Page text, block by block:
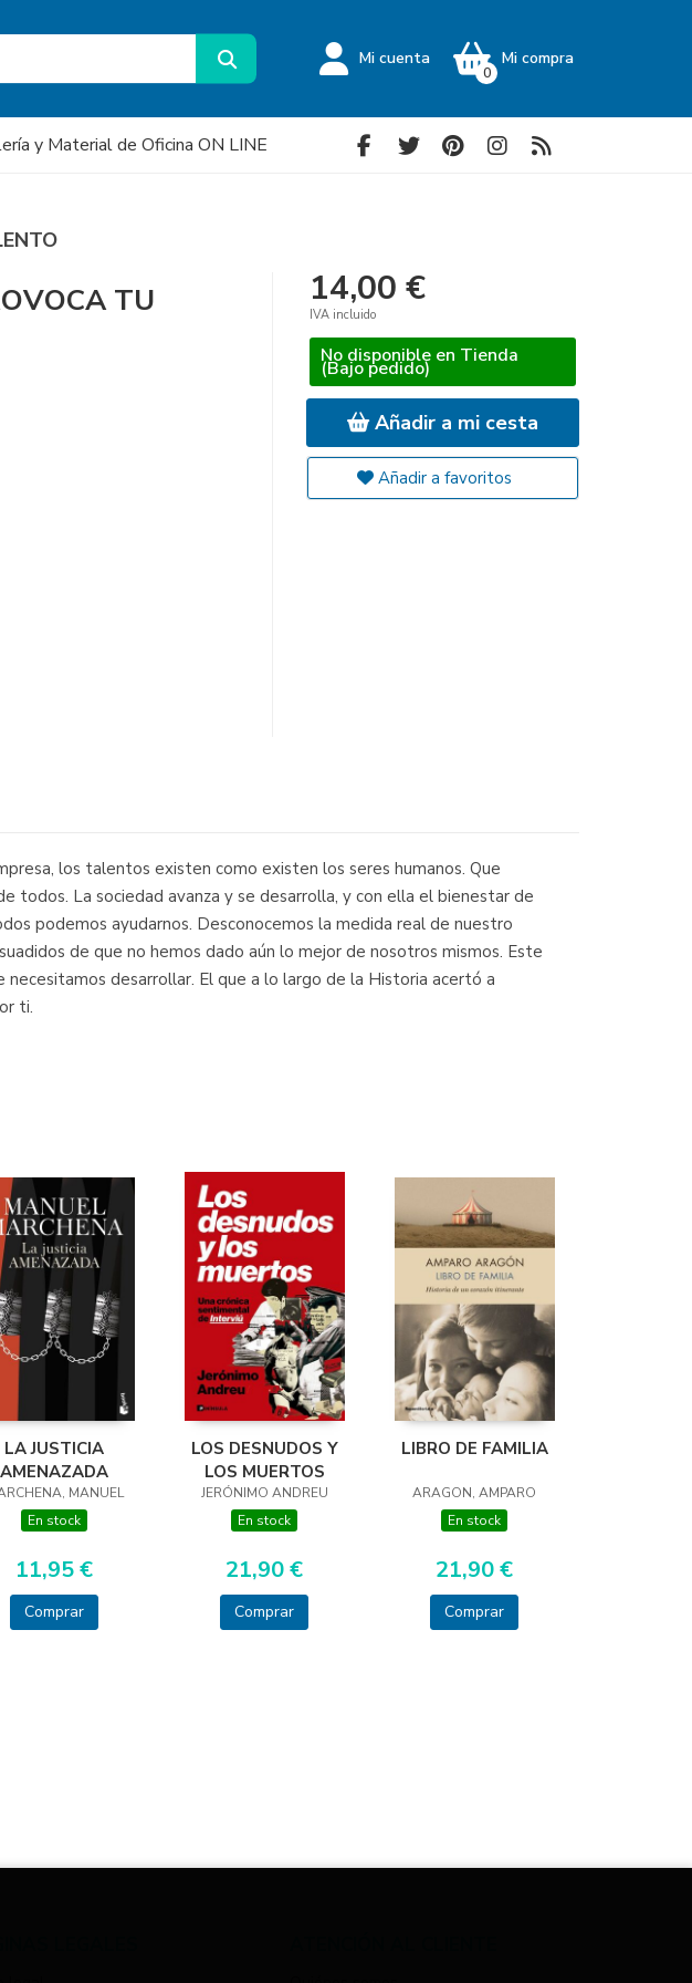
Mi cuenta Mi compra
0
y Material de Oficina ON LINE
TU
14,00 €
IVA incluido
No disponible en Tienda
(Bajo pedido)
Añadir a mi cesta
Añadir a favoritos
los talentos existen como existen los seres humanos. Que
todos. La sociedad avanza y se desarrolla, y con ella el bienestar de
podemos ayudarnos. Desconocemos la medida real de nuestro
de que no hemos dado aún lo mejor de nosotros mismos. Este
desarrollar. El que a lo largo de la Historia acertó a
ti.
LA JUSTICIA
AMENAZADA
MANUEL
En stock
11,95 €
Comprar
LOS DESNUDOS Y
LOS MUERTOS
JERÓNIMO ANDREU
En stock
21,90 €
Comprar
LIBRO DE FAMILIA
ARAGON, AMPARO
En stock
21,90 €
Comprar